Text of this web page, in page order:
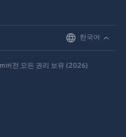
한국어
버전 모든 권리 보유 (2026)